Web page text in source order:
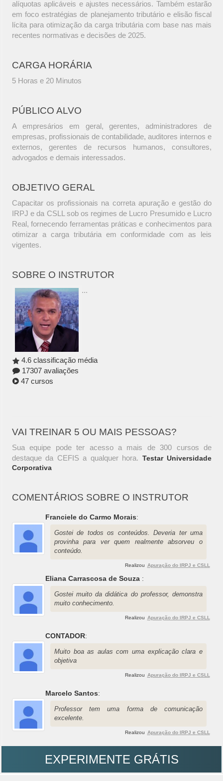
alíquotas aplicáveis e ajustes necessários. Também estarão
em foco estratégias de planejamento tributário e elisão fiscal
lícita para otimização da carga tributária com base nas mais
recentes normativas e decisões de 2025.
CARGA HORÁRIA
5 Horas e 20 Minutos
PÚBLICO ALVO
A empresários em geral, gerentes, administradores de
empresas, profissionais de contabilidade, auditores internos e
externos, gerentes de recursos humanos, consultores,
advogados e demais interessados.
OBJETIVO GERAL
Capacitar os profissionais na correta apuração e gestão do
IRPJ e da CSLL sob os regimes de Lucro Presumido e Lucro
Real, fornecendo ferramentas práticas e conhecimentos para
otimizar a carga tributária em conformidade com as leis
vigentes.
SOBRE O INSTRUTOR
...
4.6 classificação média
17307 avaliações
47 cursos
VAI TREINAR 5 OU MAIS PESSOAS?
Sua equipe pode ter acesso a mais de 300 cursos de
destaque da CEFIS a qualquer hora. Testar Universidade
Corporativa
COMENTÁRIOS SOBRE O INSTRUTOR
Franciele do Carmo Morais:
Gostei de todos os conteúdos. Deveria ter uma
provinha para ver quem realmente absorveu o
conteúdo.
Realizou Apuração do IRPJ e CSLL
Eliana Carrascosa de Souza :
Gostei muito da didática do professor, demonstra
muito conhecimento.
Realizou Apuração do IRPJ e CSLL
CONTADOR:
Muito boa as aulas com uma explicação clara e
objetiva
Realizou Apuração do IRPJ e CSLL
Marcelo Santos:
Professor tem uma forma de comunicação
excelente.
Realizou Apuração do IRPJ e CSLL
EXPERIMENTE GRÁTIS